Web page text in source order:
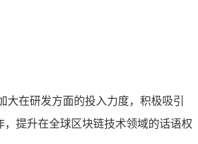
在研发方面的投入力度，积极吸引
提升在全球区块链技术领域的话语权